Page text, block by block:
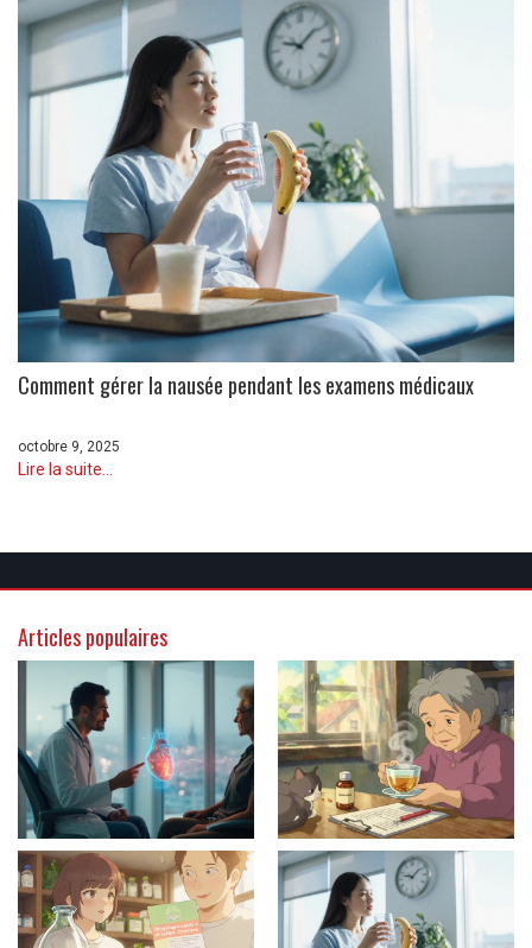
Comment gérer la nausée pendant les examens médicaux
octobre 9, 2025
Lire la suite...
Articles populaires